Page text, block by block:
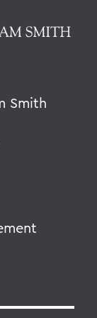
Smith